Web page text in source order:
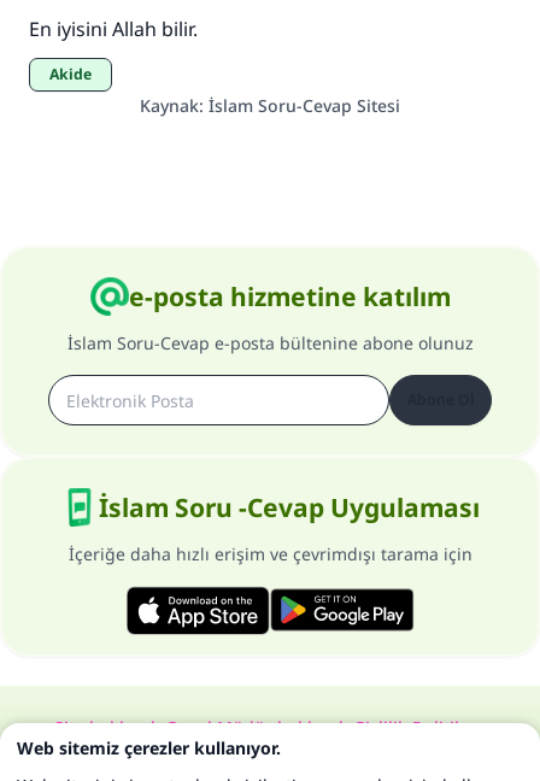
En iyisini Allah bilir.
Akide
Kaynak: İslam Soru-Cevap Sitesi
e-posta hizmetine katılım
İslam Soru-Cevap e-posta bültenine abone olunuz
İslam Soru -Cevap Uygulaması
İçeriğe daha hızlı erişim ve çevrimdışı tarama için
Site hakkındaGenel Müdür hakkındaGizlilik Politikası
Bütün hakları, www.islam-qa.com sitesine aittir 1997-2025 ©
Web sitemiz çerezler kullanıyor.